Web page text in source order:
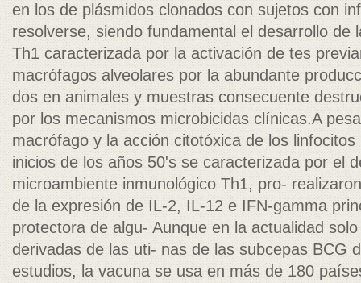
en los de plásmidos clonados con sujetos con
resolverse, siendo fundamental el desarrollo de
Th1 caracterizada por la activación de tes
macrófagos alveolares por la abundante
dos en animales y muestras consecuente
por los mecanismos microbicidas clínicas.A
macrófago y la acción citotóxica de los
inicios de los años 50's se caracterizada por el
microambiente inmunológico Th1, pro-
de la expresión de IL-2, IL-12 e IFN-gamma
protectora de algu- Aunque en la actualidad
derivadas de las uti- nas de las subcepas BCG
estudios, la vacuna se usa en más de 180